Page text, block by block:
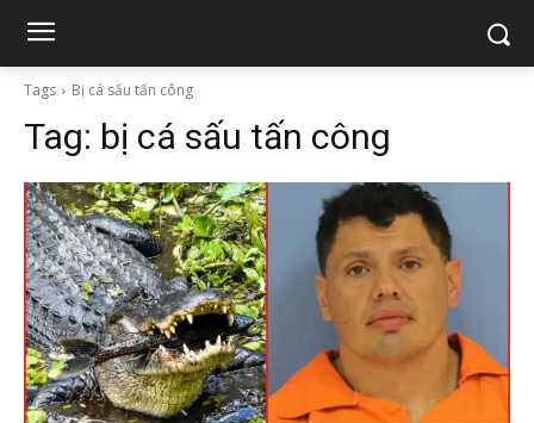
Tags Bị cá sấu tấn công
Tag: bị cá sấu tấn công